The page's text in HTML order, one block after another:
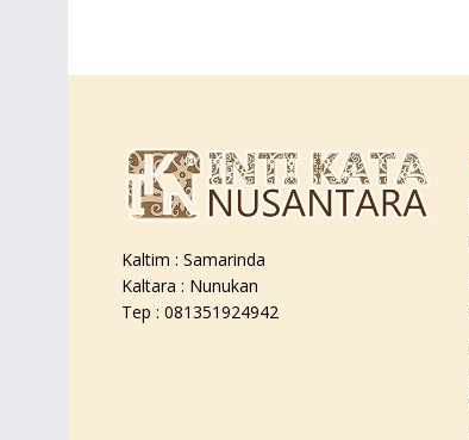
Kaltim : Samarinda
Kaltara : Nunukan
Tep : 081351924942